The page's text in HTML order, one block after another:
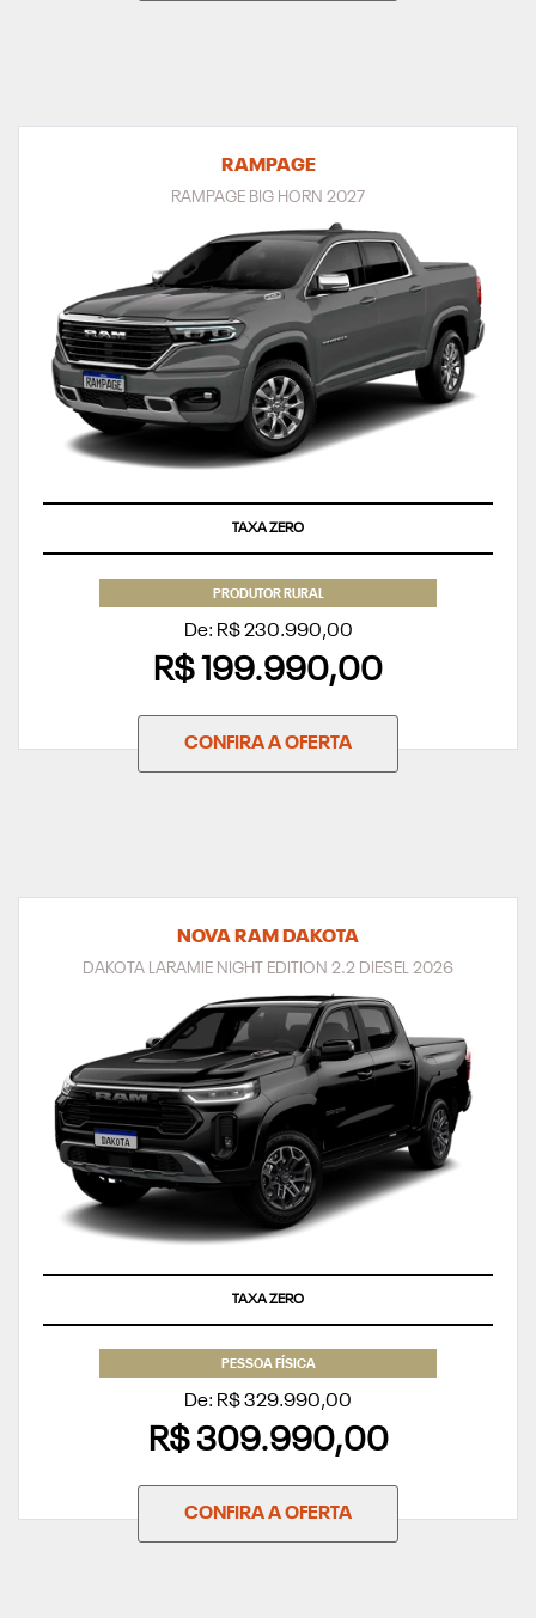
RAMPAGE
RAMPAGE BIG HORN 2027
TAXA ZERO
PRODUTOR RURAL
De: R$ 230.990,00
R$ 199.990,00
CONFIRA A OFERTA
NOVA RAM DAKOTA
DAKOTA LARAMIE NIGHT EDITION 2.2 DIESEL 2026
TAXA ZERO
PESSOA FÍSICA
De: R$ 329.990,00
R$ 309.990,00
CONFIRA A OFERTA